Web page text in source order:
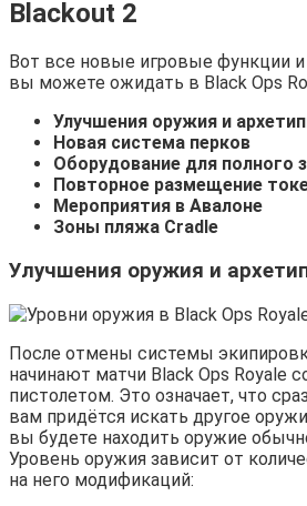
Blackout 2
Вот все новые игровые функции
вы можете ожидать в Black Ops
Улучшения оружия и
Новая система перков
Оборудование для полного
Повторное размещение
Мероприятия в Авалоне
Зоны пляжа Cradle
Улучшения оружия и
После отмены системы
начинают матчи Black Ops Royale
пистолетом. Это означает, что
вам придётся искать другое
вы будете находить оружие
Уровень оружия зависит от
на него модификаций: